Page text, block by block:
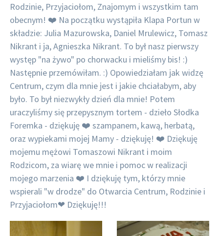
Rodzinie, Przyjaciołom, Znajomym i wszystkim tam
obecnym! ❤️ Na początku wystąpiła Klapa Portun w
składzie: Julia Mazurowska, Daniel Mrulewicz, Tomasz
Nikrant i ja, Agnieszka Nikrant. To był nasz pierwszy
występ "na żywo" po chorwacku i mieliśmy bis! :)
Następnie przemówiłam. :) Opowiedziałam jak widzę
Centrum, czym dla mnie jest i jakie chciałabym, aby
było. To był niezwykły dzień dla mnie! Potem
uraczyliśmy się przepysznym tortem - dzieło Słodka
Foremka - dziękuję ❤️ szampanem, kawą, herbatą,
oraz wypiekami mojej Mamy - dziękuję! ❤️ Dziękuję
mojemu mężowi Tomaszowi Nikrant i moim
Rodzicom, za wiarę we mnie i pomoc w realizacji
mojego marzenia ❤️ I dziękuję tym, którzy mnie
wspierali "w drodze" do Otwarcia Centrum, Rodzinie i
Przyjaciołom❤ Dziękuję!!!